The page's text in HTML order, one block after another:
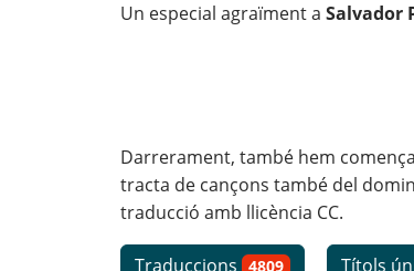
Un especial agraïment a Salvador
Darrerament, també hem
tracta de cançons també del
traducció amb llicència CC.
Traduccions 4809 Títols